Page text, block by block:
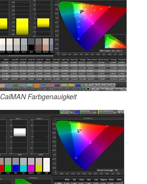
CalMAN Farbgenauigkeit